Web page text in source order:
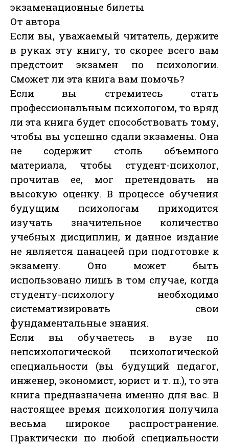
экзаменационные билеты
От автора
Если вы, уважаемый читатель, держите
в руках эту книгу, то скорее всего вам
предстоит экзамен по психологии.
Сможет ли эта книга вам помочь?
Если вы стремитесь стать
профессиональным психологом, то вряд
ли эта книга будет способствовать тому,
чтобы вы успешно сдали экзамены. Она
не содержит столь объемного
материала, чтобы студент-психолог,
прочитав ее, мог претендовать на
высокую оценку. В процессе обучения
будущим психологам приходится
изучать значительное количество
учебных дисциплин, и данное издание
не является панацеей при подготовке к
экзамену. Оно может быть
использовано лишь в том случае, когда
студенту-психологу необходимо
систематизировать свои
фундаментальные знания.
Если вы обучаетесь в вузе по
непсихологической психологической
специальности (вы будущий педагог,
инженер, экономист, юрист и т. п.), то эта
книга предназначена именно для вас. В
настоящее время психология получила
весьма широкое распространение.
Практически по любой специальности